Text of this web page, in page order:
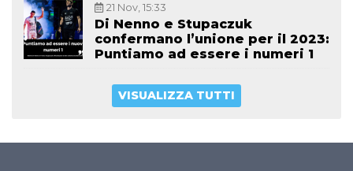
21 Nov, 15:33
Di Nenno e Stupaczuk
confermano l’unione per il 2023:
Puntiamo ad essere i numeri 1
VISUALIZZA TUTTI